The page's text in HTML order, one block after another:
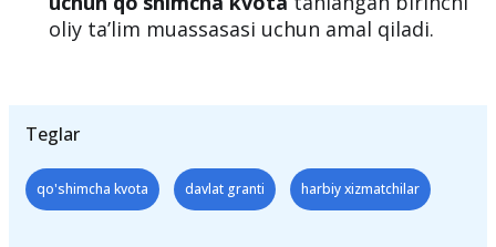
oliy ta’lim muassasasi uchun amal qiladi.
Teglar
qo'shimcha kvota davlat granti harbiy xizmatchilar